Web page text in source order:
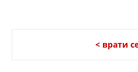
< врати